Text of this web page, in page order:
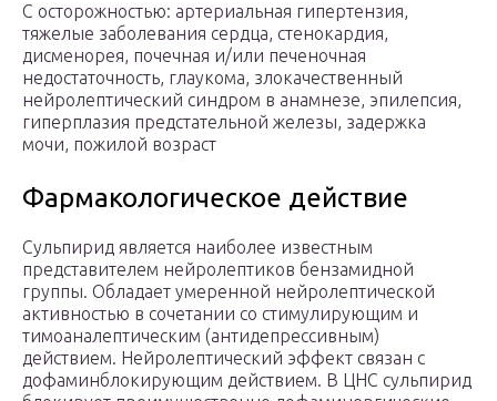
С осторожностью: артериальная гипертензия,
тяжелые заболевания сердца, стенокардия,
дисменорея, почечная и/или печеночная
недостаточность, глаукома, злокачественный
нейролептический синдром в анамнезе, эпилепсия,
гиперплазия предстательной железы, задержка
мочи, пожилой возраст
Фармакологическое действие
Сульпирид является наиболее известным
представителем нейролептиков бензамидной
группы. Обладает умеренной нейролептической
активностью в сочетании со стимулирующим и
тимоаналептическим (антидепрессивным)
действием. Нейролептический эффект связан с
дофаминблокирующим действием. В ЦНС сульпирид